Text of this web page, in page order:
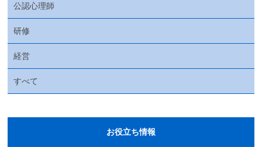
公認心理師
研修
経営
すべて
お役立ち情報